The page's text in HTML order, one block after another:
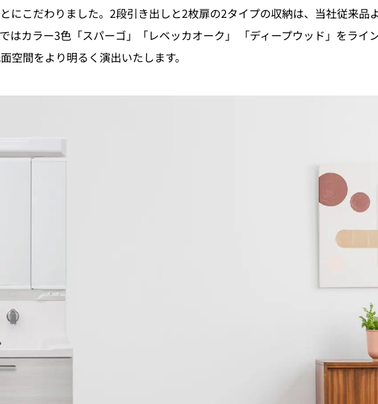
にこだわりました。2段引き出しと2枚扉の2タイプの収納は、当社従来品
はカラー3色「スパーゴ」「レベッカオーク」 「ディープウッド」をライ
空間をより明るく演出いたします。